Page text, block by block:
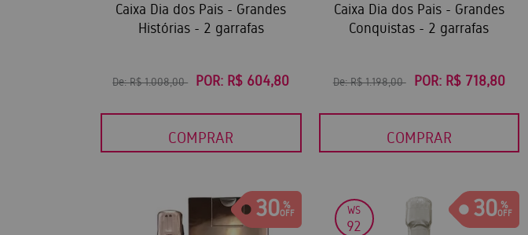
Caixa Dia dos Pais - Grandes
Histórias - 2 garrafas
De:R$ 1.008,00 POR: R$ 604,80
COMPRAR
Caixa Dia dos Pais - Grandes
Conquistas - 2 garrafas
De:R$ 1.198,00 POR: R$ 718,80
COMPRAR
30 30
WS
92